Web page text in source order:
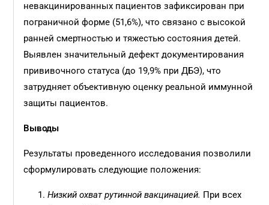
невакцинированных пациентов зафиксирован при
пограничной форме (51,6%), что связано с высокой
ранней смертностью и тяжестью состояния детей.
Выявлен значительный дефект документирования
прививочного статуса (до 19,9% при ДБЭ), что
затрудняет объективную оценку реальной иммунной
защиты пациентов.
Выводы
Результаты проведенного исследования позволили
сформулировать следующие положения:
Низкий охват рутинной вакцинацией. При всех